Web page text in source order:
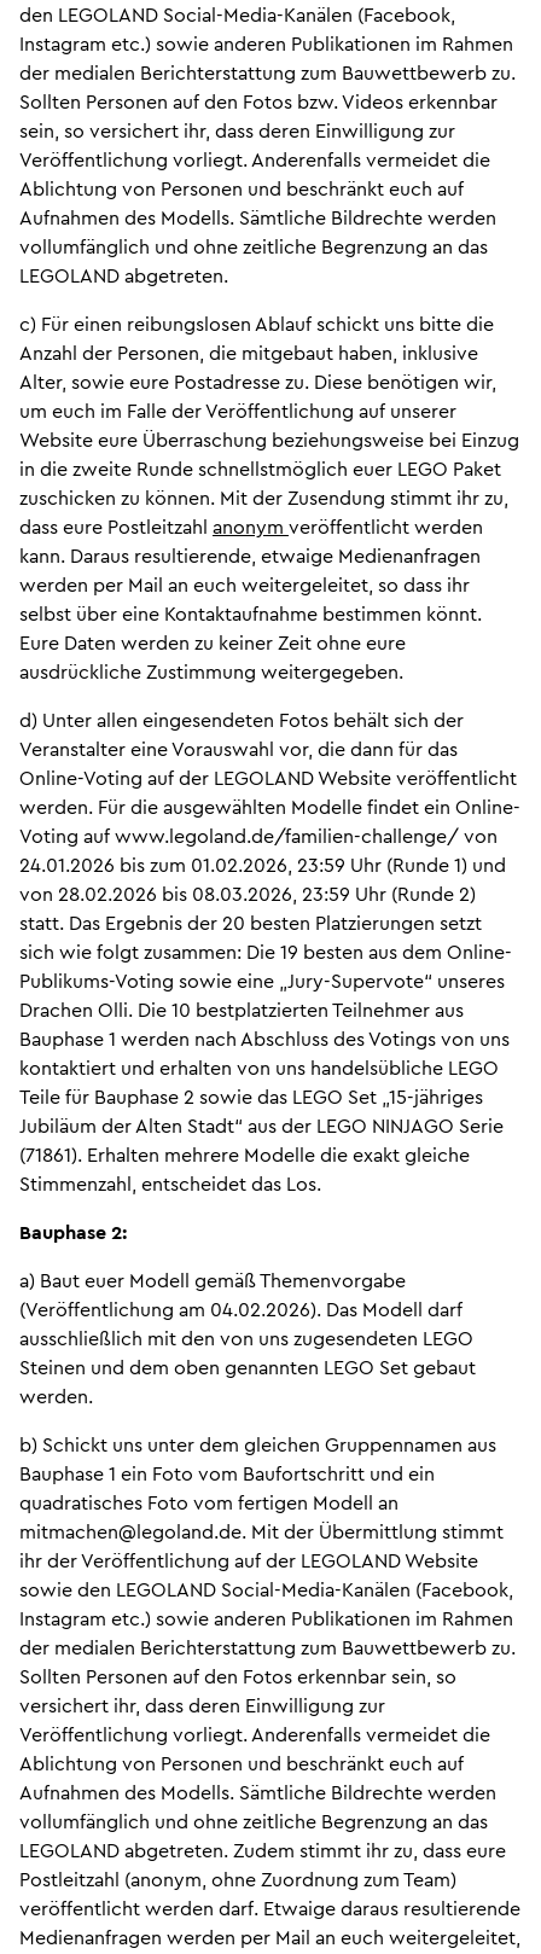
den LEGOLAND Social-Media-Kanälen (Facebook,
Instagram etc.) sowie anderen Publikationen im Rahmen
der medialen Berichterstattung zum Bauwettbewerb zu.
Sollten Personen auf den Fotos bzw. Videos erkennbar
sein, so versichert ihr, dass deren Einwilligung zur
Veröffentlichung vorliegt. Anderenfalls vermeidet die
Ablichtung von Personen und beschränkt euch auf
Aufnahmen des Modells. Sämtliche Bildrechte werden
vollumfänglich und ohne zeitliche Begrenzung an das
LEGOLAND abgetreten.
c) Für einen reibungslosen Ablauf schickt uns bitte die
Anzahl der Personen, die mitgebaut haben, inklusive
Alter, sowie eure Postadresse zu. Diese benötigen wir,
um euch im Falle der Veröffentlichung auf unserer
Website eure Überraschung beziehungsweise bei Einzug
in die zweite Runde schnellstmöglich euer LEGO Paket
zuschicken zu können. Mit der Zusendung stimmt ihr zu,
dass eure Postleitzahl anonym veröffentlicht werden
kann. Daraus resultierende, etwaige Medienanfragen
werden per Mail an euch weitergeleitet, so dass ihr
selbst über eine Kontaktaufnahme bestimmen könnt.
Eure Daten werden zu keiner Zeit ohne eure
ausdrückliche Zustimmung weitergegeben.
d) Unter allen eingesendeten Fotos behält sich der
Veranstalter eine Vorauswahl vor, die dann für das
Online-Voting auf der LEGOLAND Website veröffentlicht
werden. Für die ausgewählten Modelle findet ein Online-
Voting auf www.legoland.de/familien-challenge/ von
24.01.2026 bis zum 01.02.2026, 23:59 Uhr (Runde 1) und
von 28.02.2026 bis 08.03.2026, 23:59 Uhr (Runde 2)
statt. Das Ergebnis der 20 besten Platzierungen setzt
sich wie folgt zusammen: Die 19 besten aus dem Online-
Publikums-Voting sowie eine „Jury-Supervote“ unseres
Drachen Olli. Die 10 bestplatzierten Teilnehmer aus
Bauphase 1 werden nach Abschluss des Votings von uns
kontaktiert und erhalten von uns handelsübliche LEGO
Teile für Bauphase 2 sowie das LEGO Set „15-jähriges
Jubiläum der Alten Stadt“ aus der LEGO NINJAGO Serie
(71861). Erhalten mehrere Modelle die exakt gleiche
Stimmenzahl, entscheidet das Los.
Bauphase 2:
a) Baut euer Modell gemäß Themenvorgabe
(Veröffentlichung am 04.02.2026). Das Modell darf
ausschließlich mit den von uns zugesendeten LEGO
Steinen und dem oben genannten LEGO Set gebaut
werden.
b) Schickt uns unter dem gleichen Gruppennamen aus
Bauphase 1 ein Foto vom Baufortschritt und ein
quadratisches Foto vom fertigen Modell an
mitmachen@legoland.de. Mit der Übermittlung stimmt
ihr der Veröffentlichung auf der LEGOLAND Website
sowie den LEGOLAND Social-Media-Kanälen (Facebook,
Instagram etc.) sowie anderen Publikationen im Rahmen
der medialen Berichterstattung zum Bauwettbewerb zu.
Sollten Personen auf den Fotos erkennbar sein, so
versichert ihr, dass deren Einwilligung zur
Veröffentlichung vorliegt. Anderenfalls vermeidet die
Ablichtung von Personen und beschränkt euch auf
Aufnahmen des Modells. Sämtliche Bildrechte werden
vollumfänglich und ohne zeitliche Begrenzung an das
LEGOLAND abgetreten. Zudem stimmt ihr zu, dass eure
Postleitzahl (anonym, ohne Zuordnung zum Team)
veröffentlicht werden darf. Etwaige daraus resultierende
Medienanfragen werden per Mail an euch weitergeleitet,